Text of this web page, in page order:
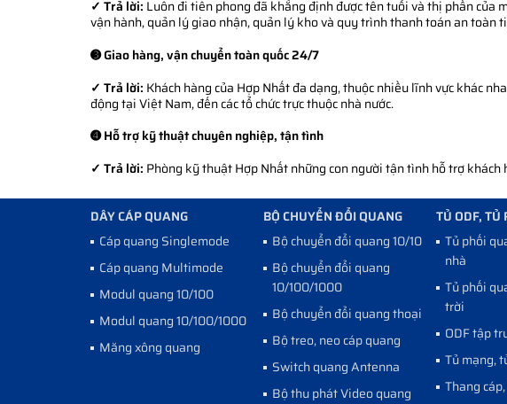
✓ Trả lời: Luôn đi tiên phong đã khẳng định được tên tuổi và thị phần
vận hành, quản lý giao nhận, quản lý kho và quy trình thanh toán an toàn
➌ Giao hàng, vận chuyển toàn quốc 24/7
✓ Trả lời: Khách hàng của Hợp Nhất đa dạng, thuộc nhiều lĩnh vực khác
động tại Việt Nam, đến các tổ chức trực thuộc nhà nước.
➍ Hỗ trợ kỹ thuật chuyên nghiệp, tận tình
✓ Trả lời: Phòng kỹ thuật Hợp Nhất những con người tận tình hỗ trợ khách
DÂY CÁP QUANG
Cáp quang Singlemode
Cáp quang Multimode
Modul quang 10/100
Modul quang 10/100/1000
Măng xông quang
BỘ CHUYỂN ĐỔI QUANG
Bộ chuyển đổi quang 10/100
Bộ chuyển đổi quang
10/100/1000
Bộ chuyển đổi quang thoại
Bộ treo, neo cáp quang
Switch quang Antenna
Bộ thu phát Video quang
TỦ ODF, TỦ
Tủ phối
nhà
Tủ phối
trời
ODF tập
Tủ mạng,
Thang